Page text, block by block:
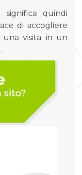
quindi
di accogliere
una visita in un